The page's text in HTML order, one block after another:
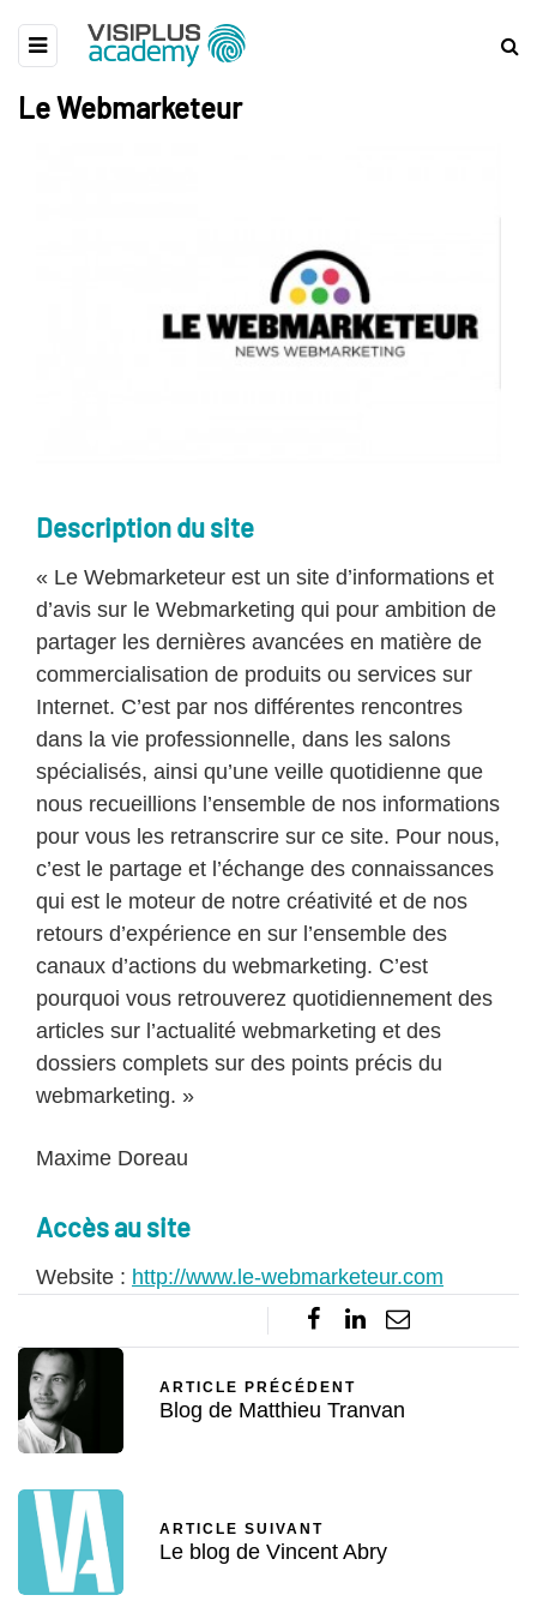
Le Webmarketeur
Description du site
« Le Webmarketeur est un site d’informations et
d’avis sur le Webmarketing qui pour ambition de
partager les dernières avancées en matière de
commercialisation de produits ou services sur
Internet. C’est par nos différentes rencontres
dans la vie professionnelle, dans les salons
spécialisés, ainsi qu’une veille quotidienne que
nous recueillions l’ensemble de nos informations
pour vous les retranscrire sur ce site. Pour nous,
c’est le partage et l’échange des connaissances
qui est le moteur de notre créativité et de nos
retours d’expérience en sur l’ensemble des
canaux d’actions du webmarketing. C’est
pourquoi vous retrouverez quotidiennement des
articles sur l’actualité webmarketing et des
dossiers complets sur des points précis du
webmarketing. »
Maxime Doreau
Accès au site
Website : http://www.le-webmarketeur.com
ARTICLE PRÉCÉDENT
Blog de Matthieu Tranvan
ARTICLE SUIVANT
Le blog de Vincent Abry